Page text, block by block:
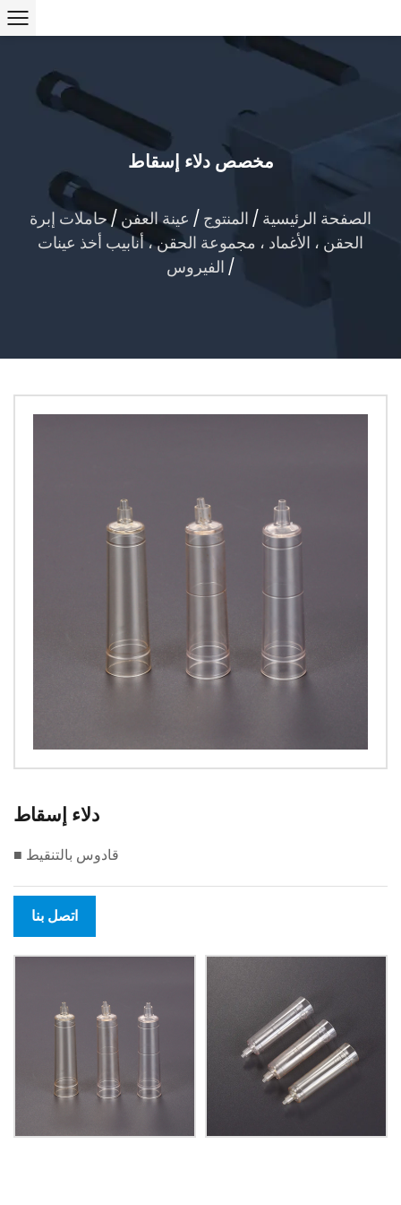
مخصص دلاء إسقاط
الصفحة الرئيسية / المنتوج / عينة العفن /حاملات إبرة
الحقن ، الأغماد ، مجموعة الحقن ، أنابيب أخذ عينات
الفيروس /
دلاء إسقاط
■ قادوس بالتنقيط
اتصل بنا